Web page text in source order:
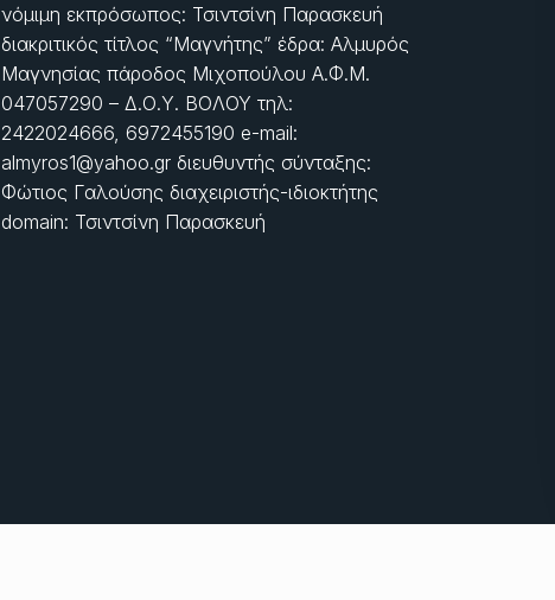
νόμιμη εκπρόσωπος: Τσιντσίνη Παρασκευή
διακριτικός τίτλος “Μαγνήτης” έδρα: Αλμυρός
Μαγνησίας πάροδος Μιχοπούλου Α.Φ.Μ.
047057290 – Δ.Ο.Υ. ΒΟΛΟΥ τηλ:
2422024666, 6972455190 e-mail:
almyros1@yahoo.gr διευθυντής σύνταξης:
Φώτιος Γαλούσης διαχειριστής-ιδιοκτήτης
domain: Τσιντσίνη Παρασκευή